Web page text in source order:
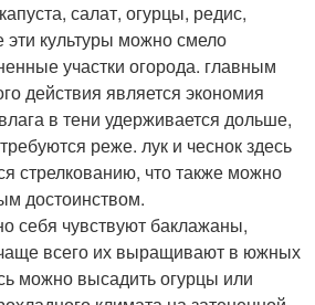
салат, огурцы, редис,
эти культуры можно смело
участки огорода. главным
действия является экономия
в тени удерживается дольше,
реже. лук и чеснок здесь
стрелкованию, что также можно
достоинством.
себя чувствуют баклажаны,
всего их выращивают в южных
можно высадить огурцы или